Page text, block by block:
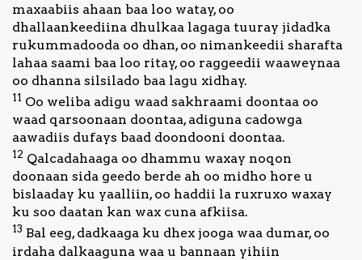
maxaabiis ahaan baa loo watay, oo
dhallaankeediina dhulkaa lagaga tuuray jidadka
rukummadooda oo dhan, oo nimankeedii sharafta
lahaa saami baa loo ritay, oo raggeedii waaweynaa
oo dhanna silsilado baa lagu xidhay.
11 Oo weliba adigu waad sakhraami doontaa oo
waad qarsoonaan doontaa, adiguna cadowga
aawadiis dufays baad doondooni doontaa.
12 Qalcadahaaga oo dhammu waxay noqon
doonaan sida geedo berde ah oo midho hore u
bislaaday ku yaalliin, oo haddii la ruxruxo waxay
ku soo daatan kan wax cuna afkiisa.
13 Bal eeg, dadkaaga ku dhex jooga waa dumar, oo
irdaha dalkaaguna waa u bannaan yihiin